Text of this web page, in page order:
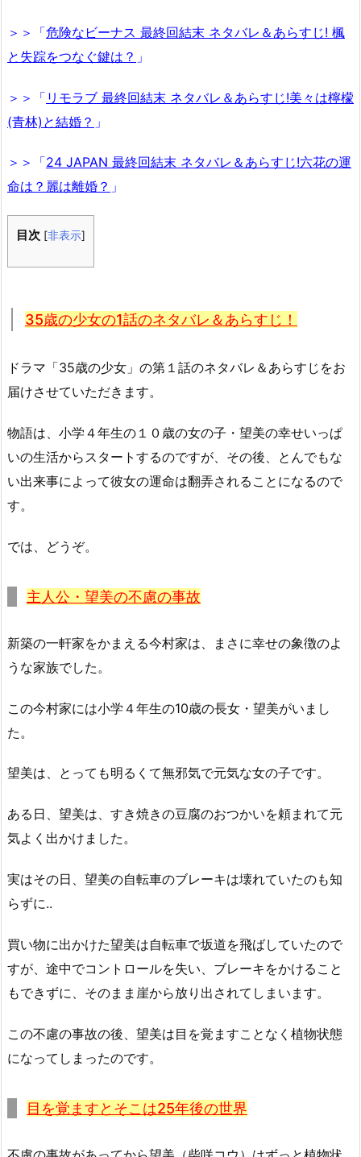
＞＞「危険なビーナス 最終回結末 ネタバレ＆あらすじ! 楓
と失踪をつなぐ鍵は？ 」
＞＞「 リモラブ 最終回結末 ネタバレ＆あらすじ!美々は檸檬
(青林)と結婚？ 」
＞＞「24 JAPAN 最終回結末 ネタバレ＆あらすじ!六花の運
命は？麗は離婚？ 」
目次 [非表示]
35歳の少女の1話のネタバレ＆あらすじ！
ドラマ「35歳の少女」の第１話のネタバレ＆あらすじをお
届けさせていただきます。
物語は、小学４年生の１０歳の女の子・望美の幸せいっぱ
いの生活からスタートするのですが、その後、とんでもな
い出来事によって彼女の運命は翻弄されることになるので
す。
では、どうぞ。
主人公・望美の不慮の事故
新築の一軒家をかまえる今村家は、まさに幸せの象徴のよ
うな家族でした。
この今村家には小学４年生の10歳の長女・望美がいまし
た。
望美は、とっても明るくて無邪気で元気な女の子です。
ある日、望美は、すき焼きの豆腐のおつかいを頼まれて元
気よく出かけました。
実はその日、望美の自転車のブレーキは壊れていたのも知
らずに..
買い物に出かけた望美は自転車で坂道を飛ばしていたので
すが、途中でコントロールを失い、ブレーキをかけること
もできずに、そのまま崖から放り出されてしまいます。
この不慮の事故の後、望美は目を覚ますことなく植物状態
になってしまったのです。
目を覚ますとそこは25年後の世界